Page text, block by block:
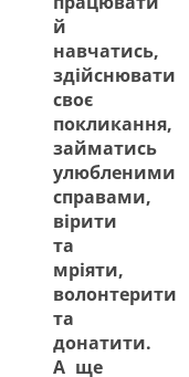
й
навчатись,
здійснювати
своє
покликання,
займатись
улюбленими
справами,
вірити
та
мріяти,
волонтерити
та
донатити.
А ще